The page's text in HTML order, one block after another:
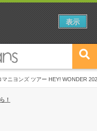
マニヨンズ ツアー HEY! WONDER
発表！
！
表示